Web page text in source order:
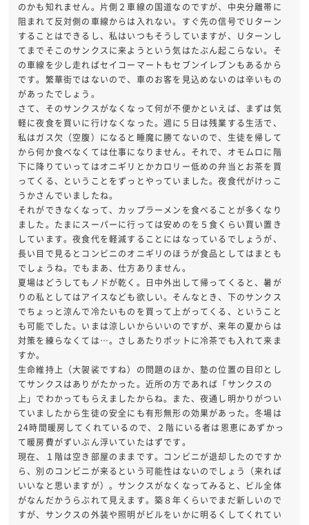
のかも知れません。片側２車線の国道なのですが、中央分離帯に
阻まれて反対側の車線からは入れない。すぐ先の信号でＵターン
することはできるし、私はいつもそうしていますが、Ｕターンし
てまでそこのサンクスに来ようという気はたぶん起こらない。そ
の車線を少し走ればセイコーマートもセブンイレブンもあるから
です。繁華街ではないので、車のお客を見込めないのは辛いもの
があったでしょう。
さて、そのサンクスがなくなって何が不便かといえば、まずは気
軽に夜食を買いに行けなくなった。週に５日は残業する生活で、
私はガス欠（空腹）になると睡魔に勝てないので、生徒を帰して
から何か食べなくては仕事になりません。それで、オモムロに階
下に降りていってはオニギリとかカロリー低めの弁当とお茶を買
ってくる、ということをずっとやっていました。夜食代がけっこ
うかさんでいましたね。
それができなくなって、カップラーメンを食べることが多くなり
ました。たまにスーパーに行っては安めのを５食くらい買い置き
しています。夜食代を軽減することにはなっているでしょうが、
長い目で見るとコンビニのオニギリのほうが食品としてはまとも
でしょうね。でもまあ、仕方ありません。
夏場はどうしてもノドが乾く。日中外出して帰ってくると、暑が
りの私としてはアイスなども欲しい。そんなとき、下のサンクス
でちょっと涼んで冷たいものを買って上がってくる、ということ
も可能でした。いまは涼しいからいいのですが、来年の夏からは
対策を練らなくては…。さしあたりポットに冷茶でも入れて来ま
すか。
生命維持上（大袈裟ですね）の問題のほか、塾の位置の目印とし
てサンクスはありがたかった。近所の方であれば「サンクスの
上」でわかってもらえましたからね。また、夜通し明かりがつい
ていましたから生徒の安全にも有形無形の効果があった。冬場は
24時間暖房してくれているので、２階にいる者は恩恵にあずかっ
て暖房費がずいぶん浮いていたはずです。
現在、１階は空き部屋のままです。コンビニが退却したのですか
ら、別のコンビニが来るという可能性はないのでしょう（来れば
いいなと思いますが）。サンクスがなくなってみると、ビル全体
がなんだかうらぶれて見えます。築８年くらいでまだ新しいので
すが、サンクスの外装や照明がビルをいかに明るくしてくれてい